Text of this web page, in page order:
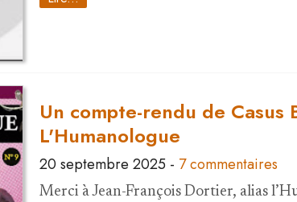
Un compte-rendu de
L'Humanologue
20 septembre 2025 - 7 commentaires
Merci à Jean-François Dortier, alias